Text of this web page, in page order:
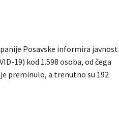
Posavske informira javnost
19) kod 1.598 osoba, od čega
preminulo, a trenutno su 192